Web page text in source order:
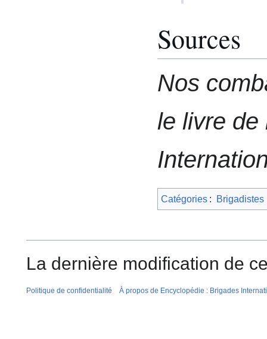
Sources
Nos
le livre de
Catégories : Brigadistes
La dernière modification de
Politique de confidentialité À propos de Encyclopédie : Brigades